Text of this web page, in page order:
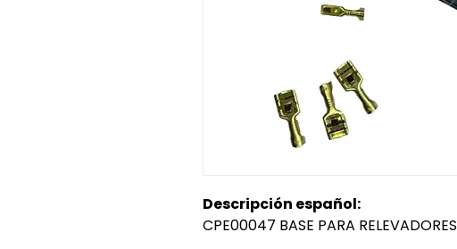
Descripción español:
CPE00047 BASE PARA RELEVADORES